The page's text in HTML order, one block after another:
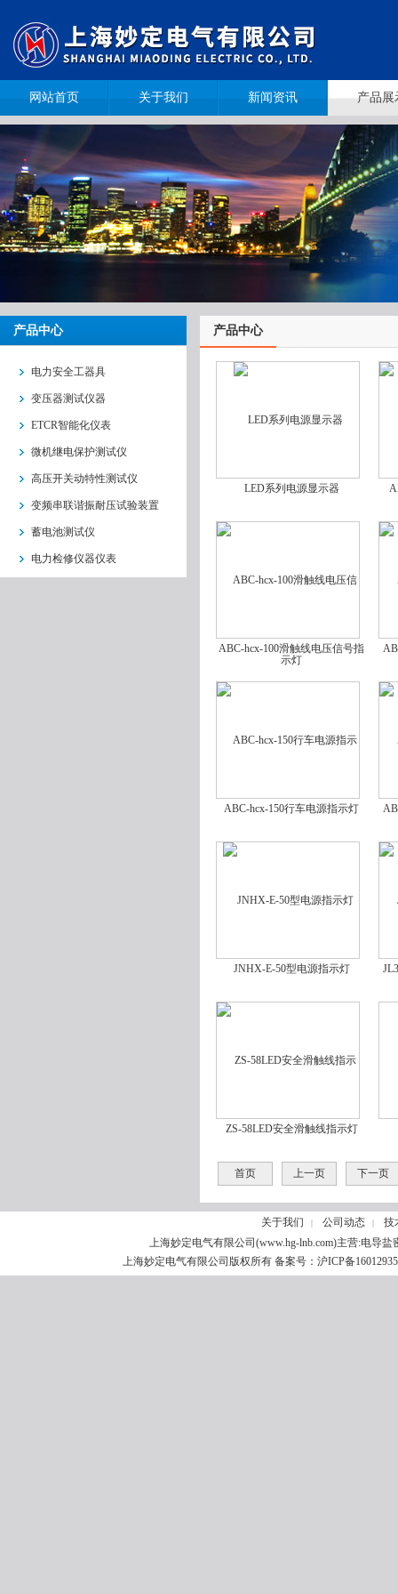
网站首页 关于我们 新闻资讯 产品展
产品中心
电力安全工器具
变压器测试仪器
ETCR智能化仪表
微机继电保护测试仪
高压开关动特性测试仪
变频串联谐振耐压试验装置
蓄电池测试仪
电力检修仪器仪表
产品中心
LED系列电源显示器
ABC-hcx-100滑触线电压信号指
示灯
ABC-hcx-150行车电源指示灯
JNHX-E-50型电源指示灯
ZS-58LED安全滑触线指示灯
首页 上一页 下一页
关于我们 | 公司动态 |
技
上海妙定电气有限公司(www.hg-lnb.com)主营:电导盐
上海妙定电气有限公司版权所有 备案号： 沪ICP备